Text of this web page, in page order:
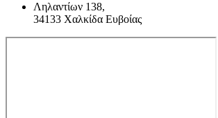
Ληλαντίων 138,
34133 Χαλκίδα Ευβοίας